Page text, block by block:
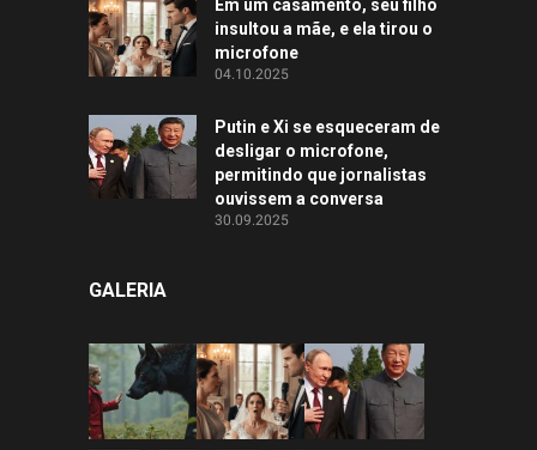
Em um casamento, seu filho
insultou a mãe, e ela tirou o
microfone
04.10.2025
Putin e Xi se esqueceram de
desligar o microfone,
permitindo que jornalistas
ouvissem a conversa
30.09.2025
GALERIA